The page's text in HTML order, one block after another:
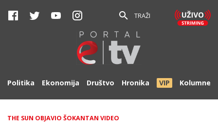
TRAŽI
Politika Ekonomija Društvo Hronika VIP Kolumne
THE SUN OBJAVIO ŠOKANTAN VIDEO